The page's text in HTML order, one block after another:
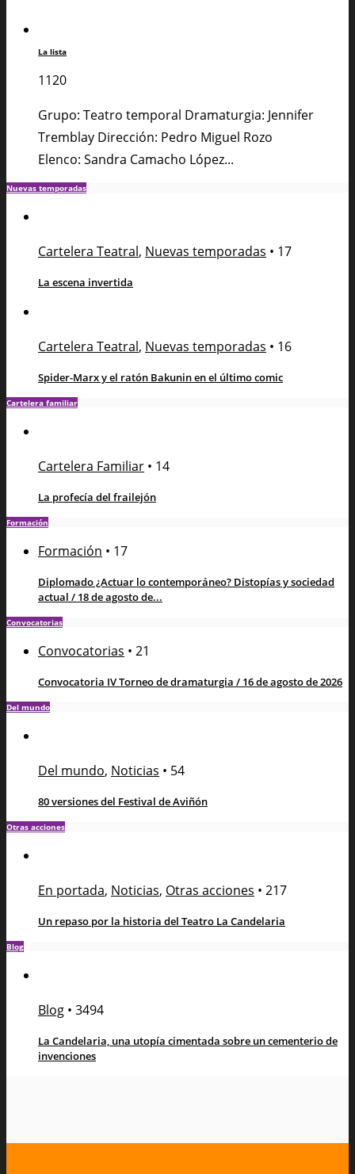
La lista
1120
Grupo: Teatro temporal Dramaturgia: Jennifer
Tremblay Dirección: Pedro Miguel Rozo
Elenco: Sandra Camacho López...
Nuevas temporadas
Cartelera Teatral, Nuevas temporadas • 17
La escena invertida
Cartelera Teatral, Nuevas temporadas • 16
Spider-Marx y el ratón Bakunin en el último comic
Cartelera familiar
Cartelera Familiar • 14
La profecía del frailejón
Formación
Formación • 17
Diplomado ¿Actuar lo contemporáneo? Distopías y sociedad
actual / 18 de agosto de...
Convocatorias
Convocatorias • 21
Convocatoria IV Torneo de dramaturgia / 16 de agosto de 2026
Del mundo
Del mundo, Noticias • 54
80 versiones del Festival de Aviñón
Otras acciones
En portada, Noticias, Otras acciones • 217
Un repaso por la historia del Teatro La Candelaria
Blog
Blog • 3494
La Candelaria, una utopía cimentada sobre un cementerio de
invenciones